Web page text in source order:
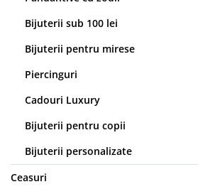
Bijuterii sub 100 lei
Bijuterii pentru mirese
Piercinguri
Cadouri Luxury
Bijuterii pentru copii
Bijuterii personalizate
Ceasuri